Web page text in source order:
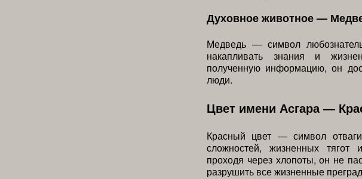
Духовное животное —
Медведь — символ
накапливать знания и
полученную информацию, он
люди.
Цвет имени Асгара —
Красный цвет — символ
сложностей, жизненных тягот
проходя через хлопоты, он не
разрушить все жизненные